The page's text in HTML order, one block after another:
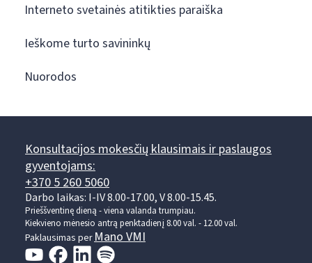
Interneto svetainės atitikties paraiška
Ieškome turto savininkų
Nuorodos
Konsultacijos mokesčių klausimais ir paslaugos
gyventojams:
+370 5 260 5060
Darbo laikas: I-IV 8.00-17.00, V 8.00-15.45.
Prieššventinę dieną - viena valanda trumpiau.
Kiekvieno mėnesio antrą penktadienį 8.00 val. - 12.00 val.
Paklausimas per Mano VMI